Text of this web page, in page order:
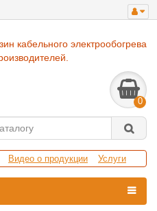
0
Видео о продукции Услуги